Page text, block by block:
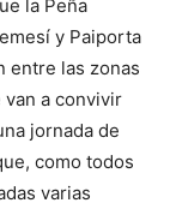
la Peña
y Paiporta
entre las zonas
van a convivir
jornada de
como todos
varias